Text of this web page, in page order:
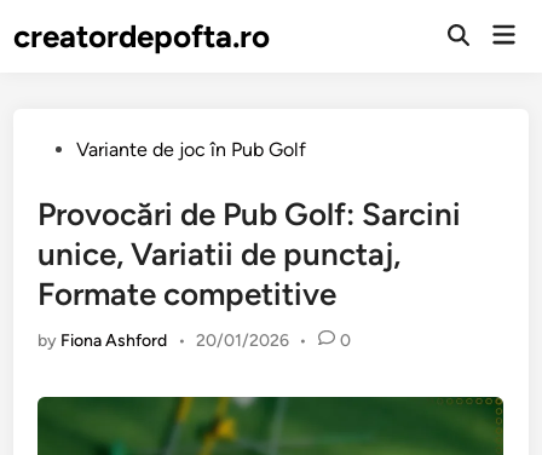
tocreatordepofta.ro
Open
PostedVariante de joc în Pub Golf
Provocări de Pub Golf: Sarcini
unice, Variatii de punctaj,
Formate competitive
by Fiona Ashford • 20/01/2026 • 0